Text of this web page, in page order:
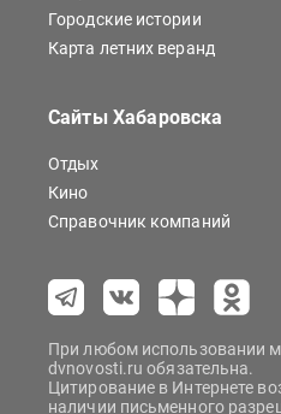
Городские истории
Карта летних веранд
Сайты Хабаровска
Отдых
Кино
Справочник компаний
При любом использовании
dvnovosti.ru обязательна.
Цитирование в Интернете
наличии письменного